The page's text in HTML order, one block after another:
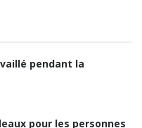
pendant la
pour les personnes